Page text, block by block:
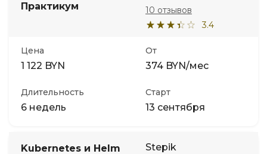
Практикум
3.4
10 отзывов
Цена
1 122 BYN
От
374 BYN/мес
Длительность
6 недель
Старт
13 сентября
Kubernetes и Helm Stepik
Иностранные языки
Soft Skills